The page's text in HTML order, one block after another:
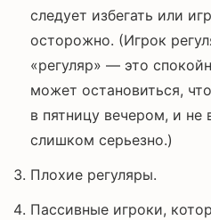
следует избегать или
осторожно. (Игрок
«регуляр» — это
может остановиться,
в пятницу вечером, и не
слишком серьезно.)
Плохие регуляры.
Пассивные игроки,